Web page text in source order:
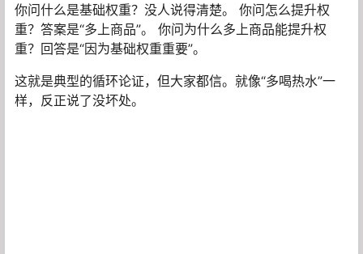
你问什么是基础权重？没人说得清楚。 你问怎么提升权
重？答案是“多上商品”。 你问为什么多上商品能提升权
重？回答是“因为基础权重重要”。
这就是典型的循环论证，但大家都信。就像“多喝热水”一
样，反正说了没坏处。